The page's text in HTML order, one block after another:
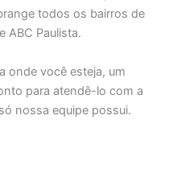
todos os bairros de
ABC Paulista.
onde você esteja, um
para atendê-lo com a
nossa equipe possui.